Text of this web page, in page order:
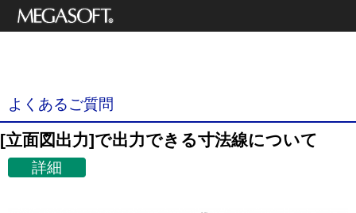
よくあるご質問
[立面図出力]で出力できる寸法線について
詳細